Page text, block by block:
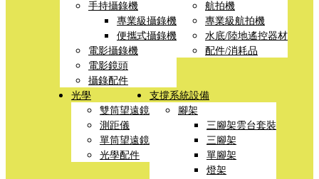
手持攝錄機
專業級攝錄機
便攜式攝錄機
電影攝錄機
電影鏡頭
攝錄配件
航拍機
專業級航拍機
水底/陸地遙控器材
配件/消耗品
光學
雙筒望遠鏡
測距儀
單筒望遠鏡
光學配件
支撐系統設備
腳架
三腳架雲台套裝
三腳架
單腳架
燈架